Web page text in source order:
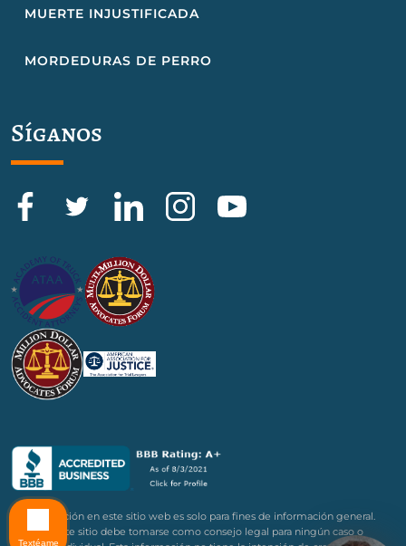
MUERTE INJUSTIFICADA
MORDEDURAS DE PERRO
Síganos
La información en este sitio web es solo para fines de información general.
Nada en este sitio debe tomarse como consejo legal para ningún caso o
Textéame